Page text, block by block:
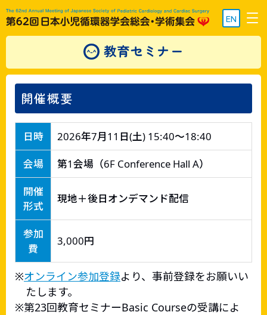
EN
教育セミナー
開催概要
日時
2026年7月11日(土) 15:40～18:40
会場
第1会場（6F Conference Hall A）
開催
形式
現地＋後日オンデマンド配信
参加
費
3,000円
オンライン参加登録より、事前登録をお願いい
たします。
第23回教育セミナーBasic Courseの受講によ